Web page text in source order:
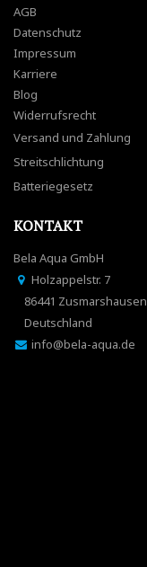
AGB
Datenschutz
Impressum
Karriere
Blog
Widerrufsrecht
Versand und Zahlung
Streitschlichtung
Batteriegesetz
KONTAKT
Bela Aqua GmbH
Holzappelstr. 7
86441 Zusmarshausen
Deutschland
info@bela-aqua.de